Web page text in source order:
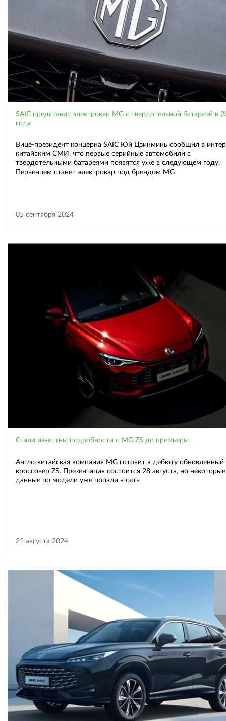
SAIC представит электрокар MG с твердотельной батареей в
году
Вице-президент концерна SAIC Юй Цзинминь сообщил в
китайским СМИ, что первые серийные автомобили с
твердотельными батареями появятся уже в следующем году.
Первенцем станет электрокар под брендом MG
05 сентября 2024
Стали известны подробности о MG ZS до премьеры
Англо-китайская компания MG готовит к дебюту обновленный
кроссовер ZS. Презентация состоится 28 августа, но некоторые
данные по модели уже попали в сеть
21 августа 2024